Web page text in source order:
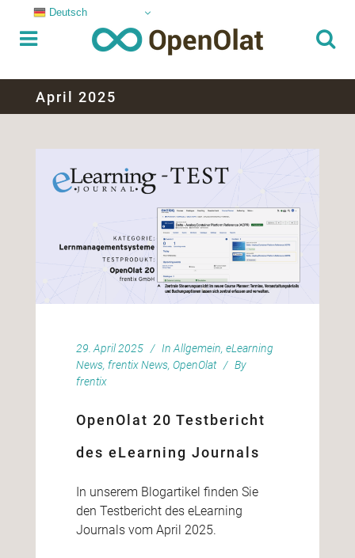
April 2025
29. April 2025 In Allgemein, eLearning
News, frentix News, OpenOlat
By
frentix
OpenOlat 20 Testbericht
des eLearning Journals
In unserem Blogartikel finden Sie
den Testbericht des eLearning
Journals vom April 2025.
Deutsch